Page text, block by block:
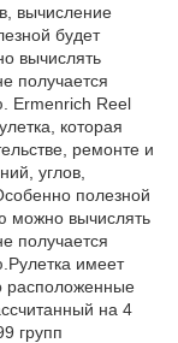
вычисление
будет
вычислять
получается
Ermenrich Reel
которая
ремонте и
углов,
полезной
можно вычислять
получается
имеет
расположенные
на 4
групп